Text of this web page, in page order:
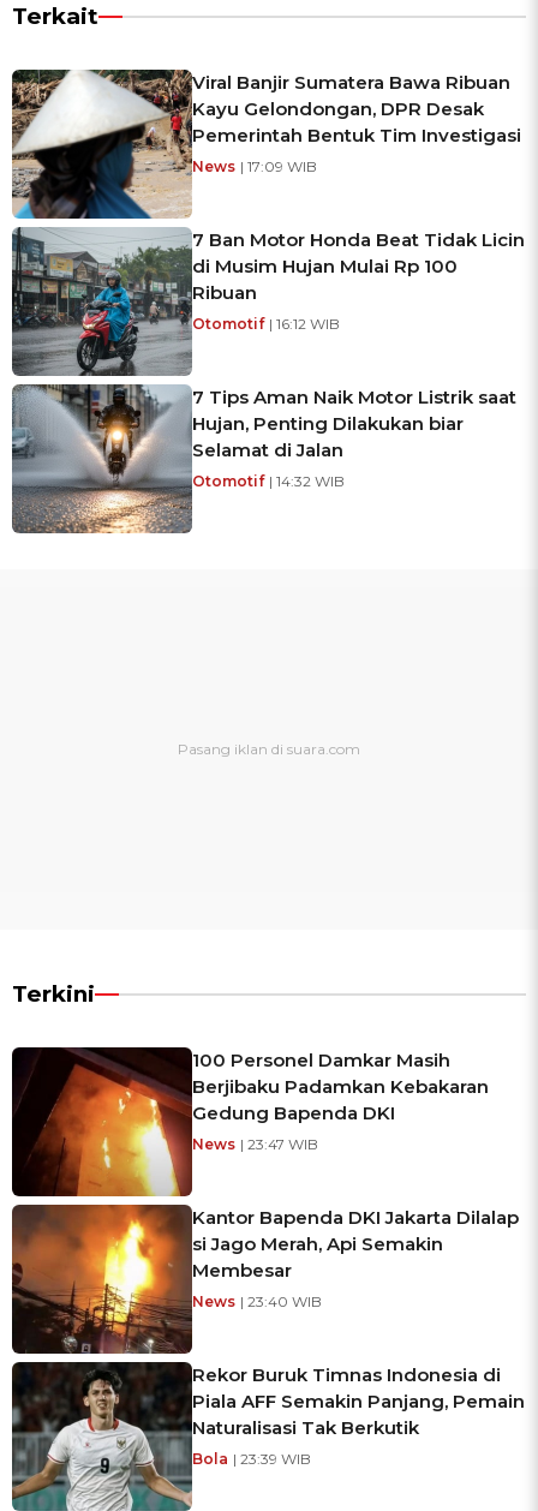
Terkait
Viral Banjir Sumatera Bawa Ribuan
Kayu Gelondongan, DPR Desak
Pemerintah Bentuk Tim Investigasi
News | 17:09 WIB
7 Ban Motor Honda Beat Tidak Licin
di Musim Hujan Mulai Rp 100
Ribuan
Otomotif | 16:12 WIB
7 Tips Aman Naik Motor Listrik saat
Hujan, Penting Dilakukan biar
Selamat di Jalan
Otomotif | 14:32 WIB
Terkini
100 Personel Damkar Masih
Berjibaku Padamkan Kebakaran
Gedung Bapenda DKI
News | 23:47 WIB
Kantor Bapenda DKI Jakarta Dilalap
si Jago Merah, Api Semakin
Membesar
News | 23:40 WIB
Rekor Buruk Timnas Indonesia di
Piala AFF Semakin Panjang, Pemain
Naturalisasi Tak Berkutik
Bola | 23:39 WIB